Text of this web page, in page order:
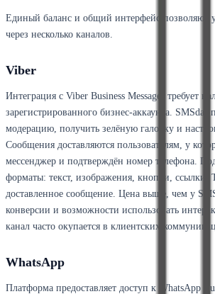
Единый баланс и общий интерфейс позволяют
через несколько каналов.
Viber
Интеграция с Viber Business Messages требует
зарегистрированного бизнес-аккаунта. SMSdar
модерацию, получить зелёную галочку и
Сообщения доставляются пользователям, у
мессенджер и подтверждён номер телефона.
форматы: текст, изображения, кнопки,
доставленное сообщение. Цена выше, чем у
конверсии и возможности использовать
канал часто окупается в клиентских
WhatsApp
Платформа предоставляет доступ к WhatsApp